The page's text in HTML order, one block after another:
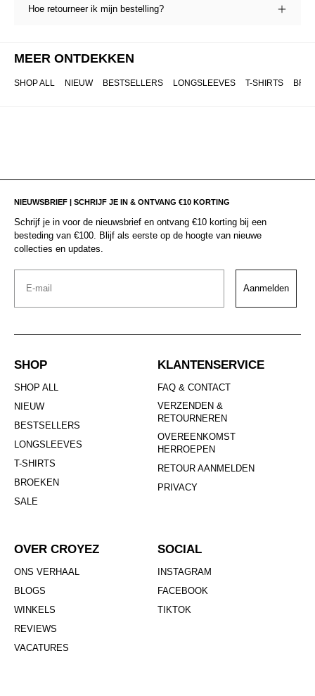
Hoe retourneer ik mijn bestelling?
MEER ONTDEKKEN
SHOP ALL NIEUW BESTSELLERS LONGSLEEVES T-SHIRTS
NIEUWSBRIEF | SCHRIJF JE IN & ONTVANG €10 KORTING
Schrijf je in voor de nieuwsbrief en ontvang €10 korting bij een
besteding van €100. Blijf als eerste op de hoogte van nieuwe
collecties en updates.
Email
Aanmelden
SHOP
SHOP ALL
NIEUW
BESTSELLERS
LONGSLEEVES
T-SHIRTS
BROEKEN
SALE
KLANTENSERVICE
FAQ & CONTACT
VERZENDEN &
RETOURNEREN
OVEREENKOMST
HERROEPEN
RETOUR AANMELDEN
PRIVACY
OVER CROYEZ
ONS VERHAAL
BLOGS
WINKELS
REVIEWS
VACATURES
SOCIAL
INSTAGRAM
FACEBOOK
TIKTOK